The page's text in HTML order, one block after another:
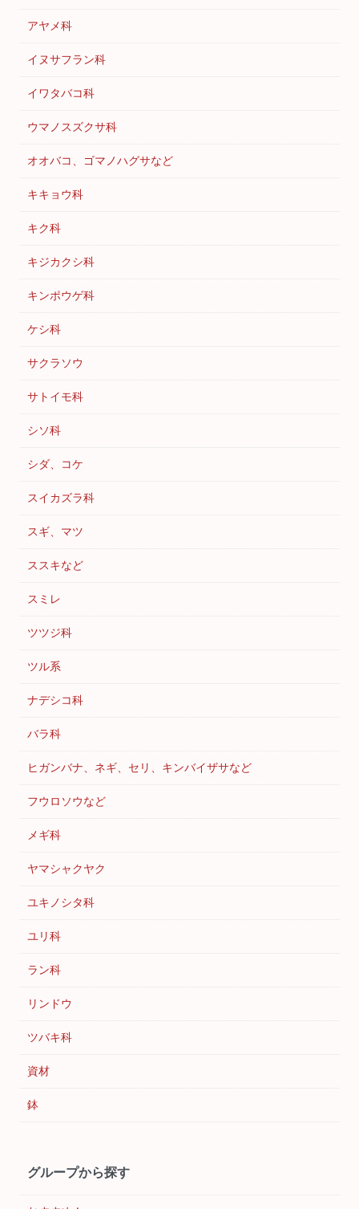
アヤメ科
イヌサフラン科
イワタバコ科
ウマノスズクサ科
オオバコ、ゴマノハグサなど
キキョウ科
キク科
キジカクシ科
キンポウゲ科
ケシ科
サクラソウ
サトイモ科
シソ科
シダ、コケ
スイカズラ科
スギ、マツ
ススキなど
スミレ
ツツジ科
ツル系
ナデシコ科
バラ科
ヒガンバナ、ネギ、セリ、キンバイザサなど
フウロソウなど
メギ科
ヤマシャクヤク
ユキノシタ科
ユリ科
ラン科
リンドウ
ツバキ科
資材
鉢
グループから探す